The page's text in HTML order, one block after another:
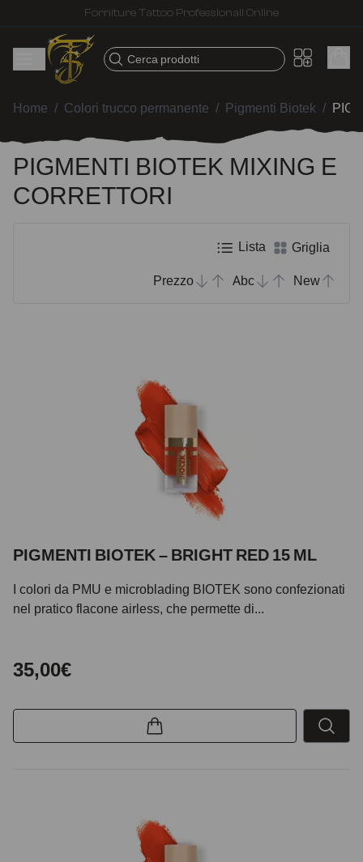
Spedizione veloce – Prodotti selezionati per tatuatori
Cerca prodotti
Home / Colori trucco permanente / Pigmenti Biotek /
PIGMENTI BIOTEK MIXING E
CORRETTORI
Lista Griglia
Prezzo Abc New
PIGMENTI BIOTEK – BRIGHT RED 15 ML
I colori da PMU e microblading BIOTEK sono confezionati
nel pratico flacone airless, che permette di...
35,00€